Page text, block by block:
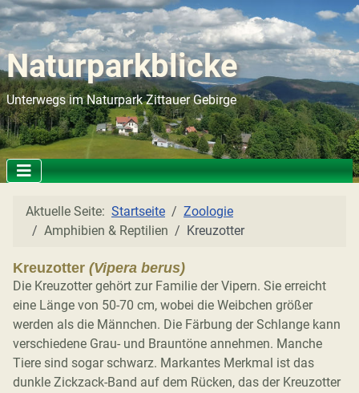
Naturparkblicke
Unterwegs im Naturpark Zittauer Gebirge
Aktuelle Seite: Startseite
Zoologie
Amphibien & Reptilien
Kreuzotter
Kreuzotter (Vipera berus)
Die Kreuzotter gehört zur Familie der Vipern. Sie erreicht
eine Länge von 50-70 cm, wobei die Weibchen größer
werden als die Männchen. Die Färbung der Schlange kann
verschiedene Grau- und Brauntöne annehmen. Manche
Tiere sind sogar schwarz. Markantes Merkmal ist das
dunkle Zickzack-Band auf dem Rücken, das der Kreuzotter